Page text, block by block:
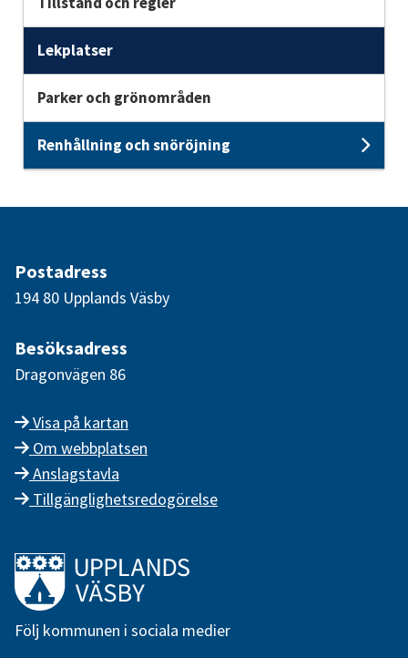
Lekplatser
Parker och grönområden
Renhållning och snöröjning
Postadress
194 80 Upplands Väsby
Besöksadress
Dragonvägen 86
Visa på kartan
Om webbplatsen
Anslagstavla
Tillgänglighetsredogörelse
Länk till startsidan
Följ kommunen i sociala medier